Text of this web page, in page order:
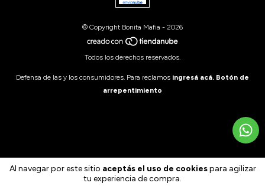
Al navegar por este sitio aceptás el uso de cookiespara agilizar
tu experiencia de compra.
© Copyright Bonita Mafia - 2026
Todos los derechos reservados.
Defensa de las y los consumidores. Para reclamos ingresá acá. Botón de
arrepentimiento